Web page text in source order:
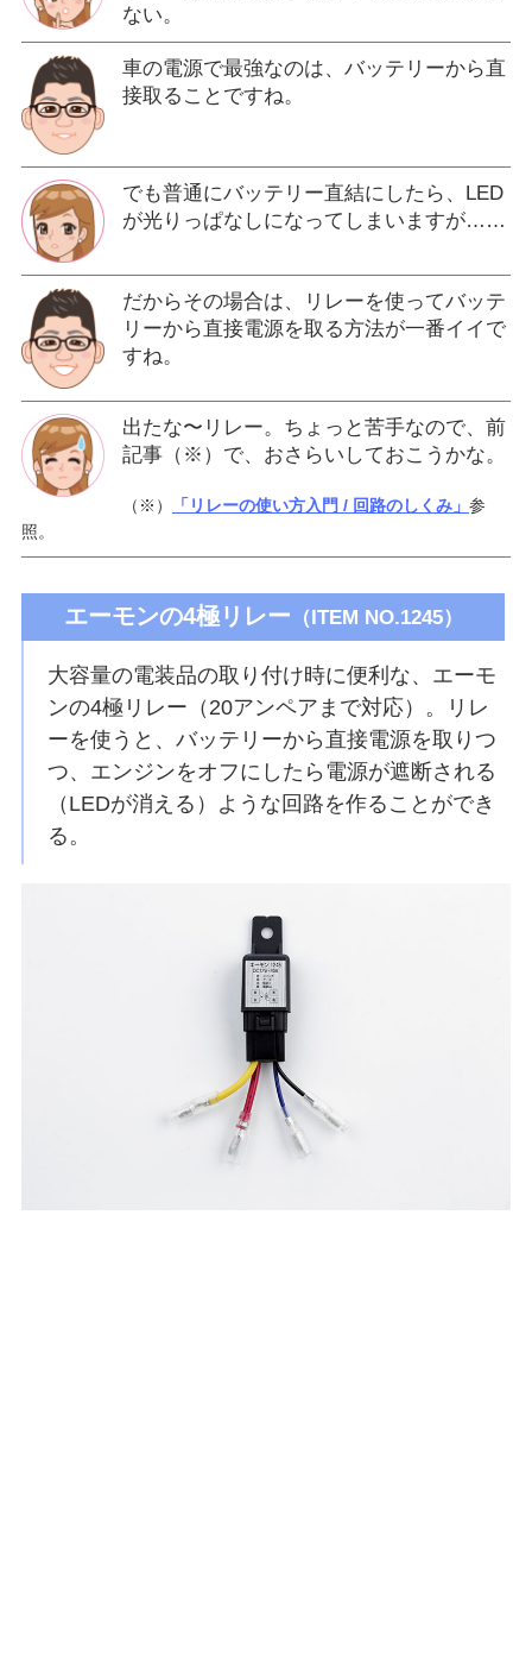
ない。
車の電源で最強なのは、バッテリーから直
接取ることですね。
でも普通にバッテリー直結にしたら、LED
が光りっぱなしになってしまいますが……
だからその場合は、リレーを使ってバッテ
リーから直接電源を取る方法が一番イイで
すね。
出たな〜リレー。ちょっと苦手なので、前
記事（※）で、おさらいしておこうかな。
（※） 「リレーの使い方入門 / 回路のしくみ」 参
照。
エーモンの4極リレー （ITEM NO.1245）
大容量の電装品の取り付け時に便利な、エーモ
ンの4極リレー（20アンペアまで対応）。リレ
ーを使うと、バッテリーから直接電源を取りつ
つ、エンジンをオフにしたら電源が遮断される
（LEDが消える）ような回路を作ることができ
る。